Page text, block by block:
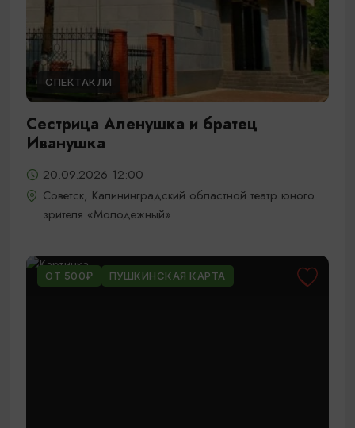
СПЕКТАКЛИ
Сестрица Аленушка и братец
Иванушка
20.09.2026 12:00
Советск, Калининградский областной театр юного
зрителя «Молодежный»
ОТ 500₽ ПУШКИНСКАЯ КАРТА